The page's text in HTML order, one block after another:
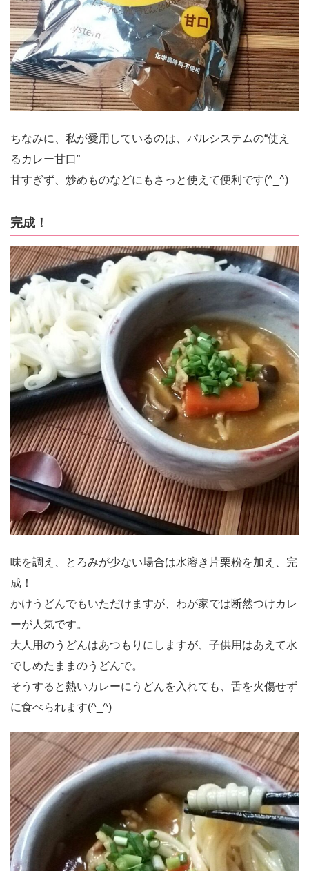
ちなみに、私が愛用しているのは、パルシステムの“使え
るカレー甘口”
甘すぎず、炒めものなどにもさっと使えて便利です(^_^)
完成！
味を調え、とろみが少ない場合は水溶き片栗粉を加え、完
成！
かけうどんでもいただけますが、わが家では断然つけカレ
ーが人気です。
大人用のうどんはあつもりにしますが、子供用はあえて水
でしめたままのうどんで。
そうすると熱いカレーにうどんを入れても、舌を火傷せず
に食べられます(^_^)